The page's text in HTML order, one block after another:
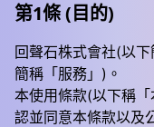
第1條 (目的)
回聲石株式會社(以
簡稱「服務」)。
本使用條款(以下稱
認並同意本條款以及